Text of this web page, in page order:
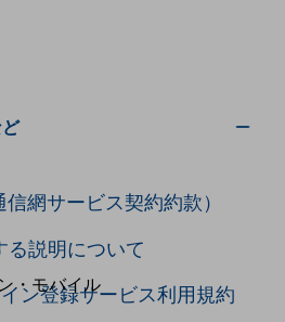
ます
・モバイル
網サービス契約約款）
る説明について
ン登録サービス利用規約